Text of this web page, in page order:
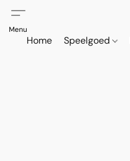
Home Speelgoed